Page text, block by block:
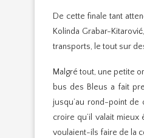
De cette finale tant
Kolinda Grabar-
transports, le tout sur
Malgré tout, une petite
bus des Bleus a fait
jusqu’au rond-point de
croire qu’il valait
voulaient-ils faire de la